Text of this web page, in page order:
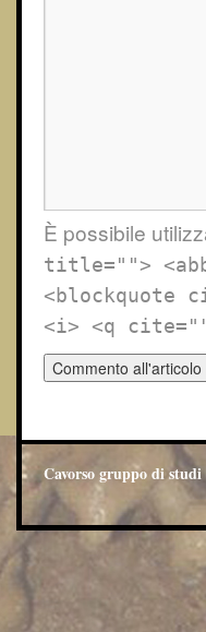
È possibile
title="">
<blockquote
<i> <q
Cavorso gruppo di